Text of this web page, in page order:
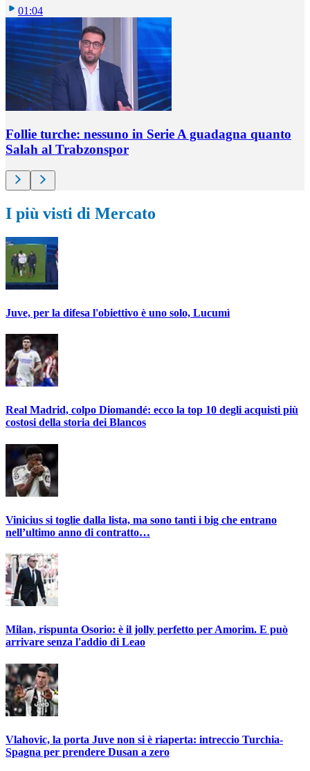
01:04
Follie turche: nessuno in Serie A guadagna quanto
Salah al Trabzonspor
I più visti di Mercato
Juve, per la difesa l'obiettivo è uno solo, Lucumì
Real Madrid, colpo Diomandé: ecco la top 10 degli acquisti più
costosi della storia dei Blancos
Vinicius si toglie dalla lista, ma sono tanti i big che entrano
nell’ultimo anno di contratto…
Milan, rispunta Osorio: è il jolly perfetto per Amorim. E può
arrivare senza l'addio di Leao
Vlahovic, la porta Juve non si è riaperta: intreccio Turchia-
Spagna per prendere Dusan a zero